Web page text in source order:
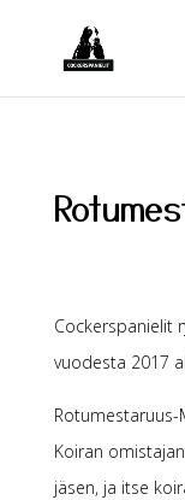
Cockerspanielit
vuodesta 2017
Rotumestaruus-
Koiran
jäsen, ja itse